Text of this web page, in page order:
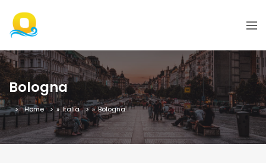
Bologna
Home » Italia » Bologna